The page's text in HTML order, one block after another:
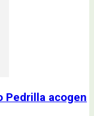
Pedrilla acogen